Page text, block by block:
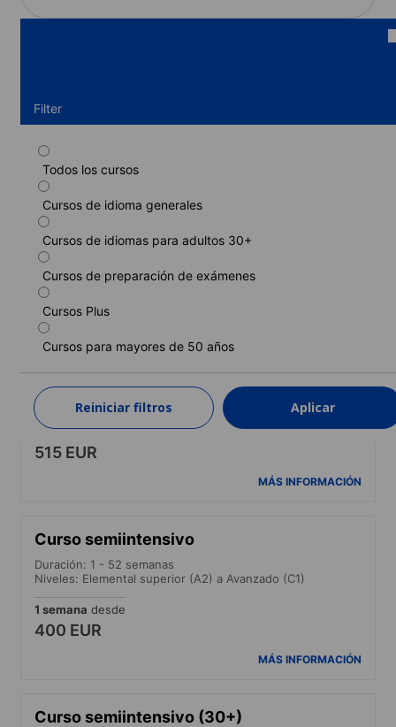
Filter
Todos los cursos
Cursos de idioma generales
Cursos de idiomas para adultos 30+
Cursos de preparación de exámenes
Cursos Plus
Cursos para mayores de 50 años
Reiniciar filtros Aplicar
Curso estándar
Duración: 1 - 52 semanas
Niveles: Principiante a Avanzado (C1)
1 semana
335 EUR
Duración: 1 - 4 semanas
Niveles: Elemental superior (A2) a Avanzado (C1)
1 semanadesde
515 EUR
MÁS INFORMACIÓN
Curso semiintensivo
Duración: 1 - 52 semanas
Niveles: Elemental superior (A2) a Avanzado (C1)
1 semana desde
400 EUR
MÁS INFORMACIÓN
Curso semiintensivo (30+)